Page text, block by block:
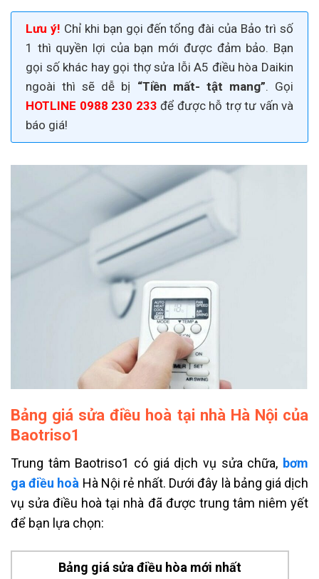
Lưu ý! Chỉ khi bạn gọi đến tổng đài của Bảo trì số
1 thì quyền lợi của bạn mới được đảm bảo. Bạn
gọi số khác hay gọi thợsửa lỗi A5 điều hòa Daikin
ngoài thì sẽ dễ bị “Tiền mất- tật mang”. Gọi
HOTLINE 0988 230 233 để được hỗ trợ tư vấn và
báo giá!
Bảng giá sửa điều hoà tại nhà Hà Nội của
Baotriso1
Trung tâm Baotriso1 có giá dịch vụ sửa chữa, bơm
ga điều hoà Hà Nội rẻ nhất. Dưới đây là bảng giá dịch
vụ sửa điều hoà tại nhà đã được trung tâm niêm yết
để bạn lựa chọn:
Bảng giá sửa điều hòa mới nhất